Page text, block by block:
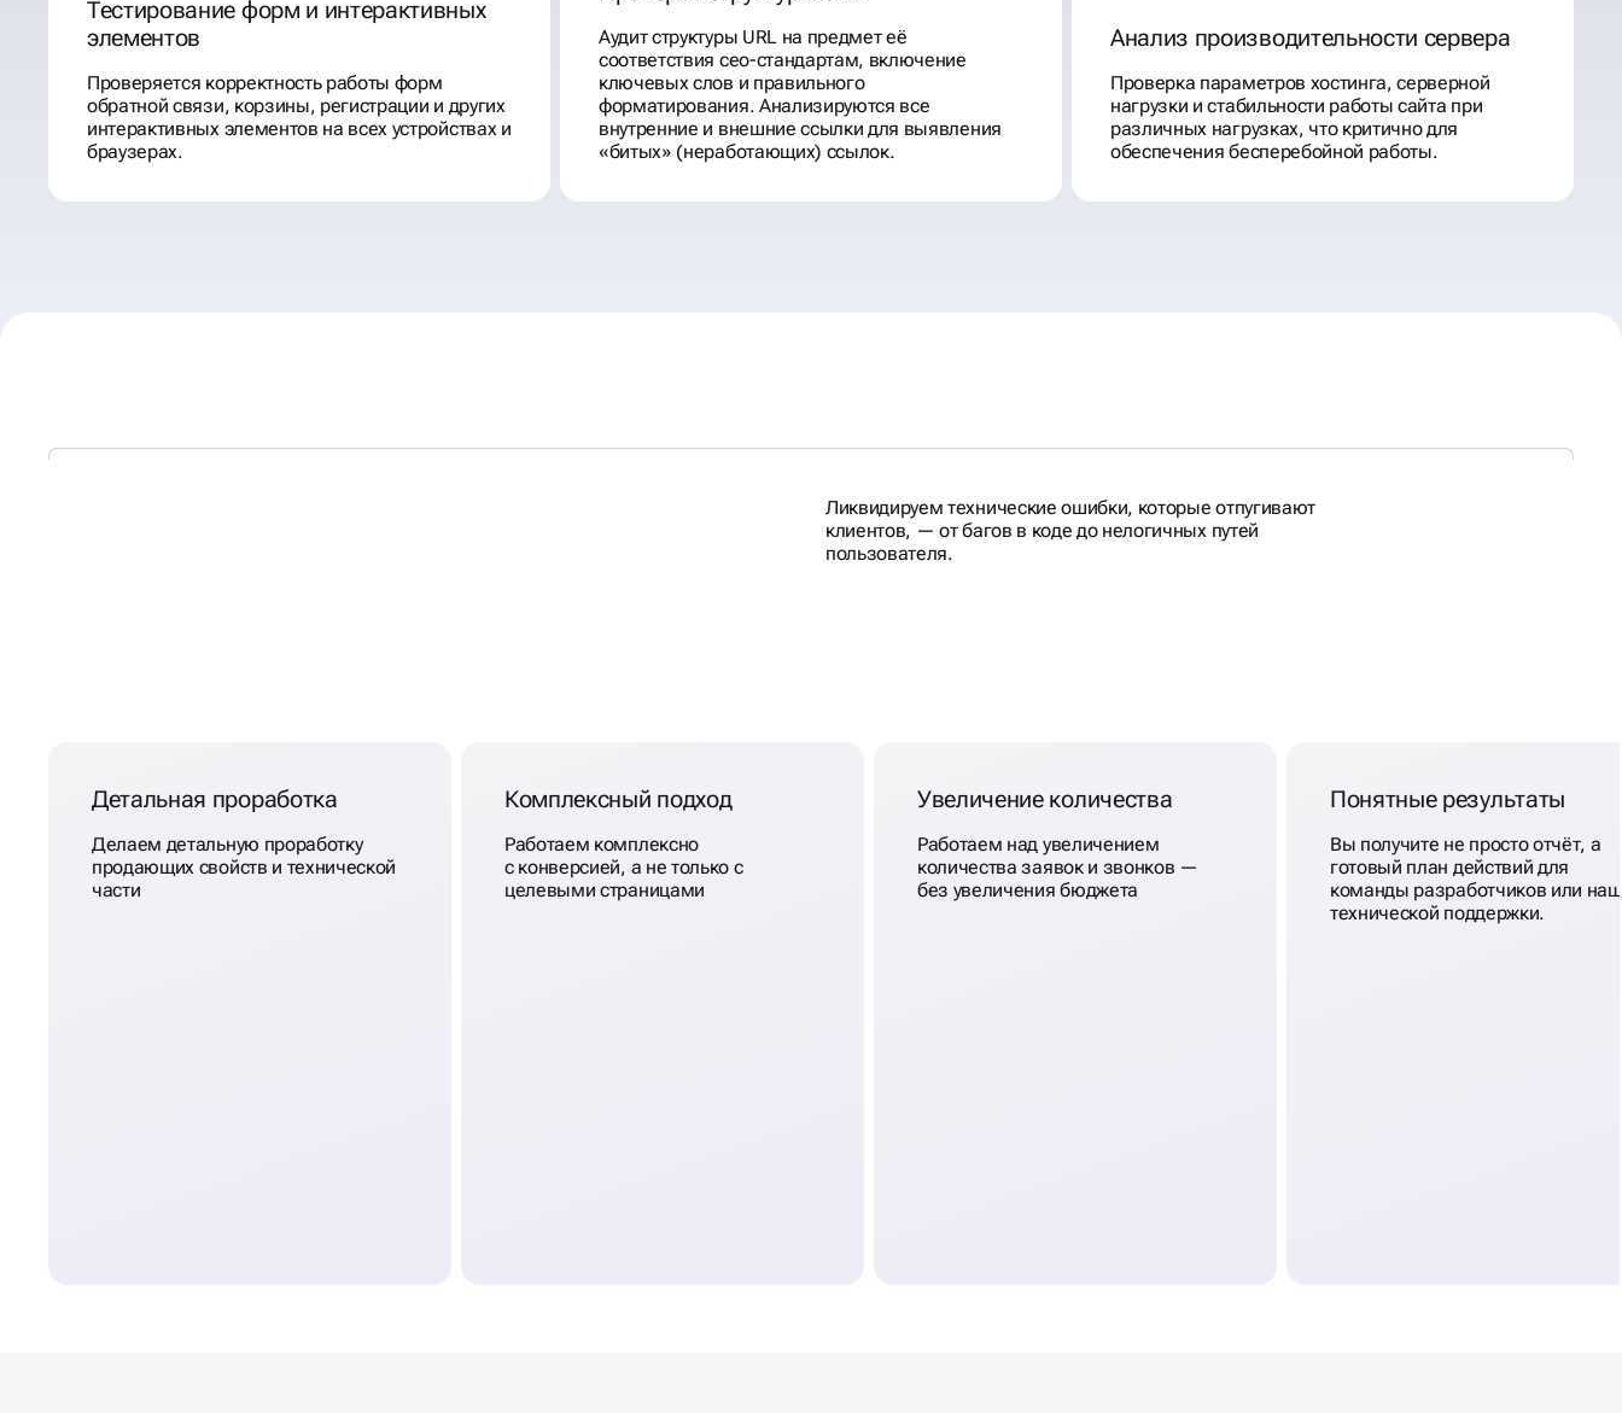
Тестирование форм и интерактивных
элементов
Проверяется корректность работы форм
обратной связи, корзины, регистрации и других
интерактивных элементов на всех устройствах и
браузерах.
Аудит структуры URL на предмет её
соответствия сео-стандартам, включение
ключевых слов и правильного
форматирования. Анализируются все
внутренние и внешние ссылки для выявления
«битых» (неработающих) ссылок.
Анализ производительности сервера
Проверка параметров хостинга, серверной
нагрузки и стабильности работы сайта при
различных нагрузках, что критично для
обеспечения бесперебойной работы.
Ликвидируем технические ошибки, которые отпугивают
клиентов, — от багов в коде до нелогичных путей
пользователя.
Детальная проработка
Делаем детальную проработку
продающих свойств и технической
части
Комплексный подход
Работаем комплексно
с конверсией, а не только c
целевыми страницами
Увеличение количества
Работаем над увеличением
количества заявок и звонков —
без увеличения бюджета
Понятные результаты
Вы получите не просто отчёт, а
готовый план действий для
команды разработчиков или
технической поддержки.